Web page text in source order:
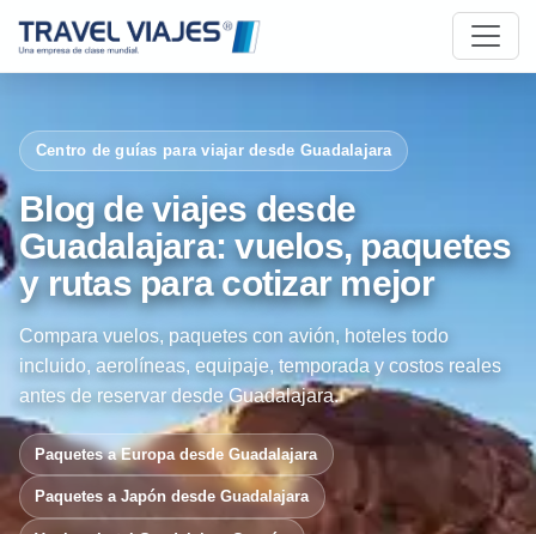
Centro de guías para viajar desde Guadalajara
Blog de viajes desde
Guadalajara: vuelos, paquetes
y rutas para cotizar mejor
Compara vuelos, paquetes con avión, hoteles todo
incluido, aerolíneas, equipaje, temporada y costos reales
antes de reservar desde Guadalajara.
Paquetes a Europa desde Guadalajara
Paquetes a Japón desde Guadalajara